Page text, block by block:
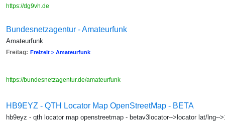
https://dg9vh.de
Bundesnetzagentur - Amateurfunk
Amateurfunk
Freitag: Freizeit > Amateurfunk
https://bundesnetzagentur.de/amateurfunk
HB9EYZ - QTH Locator Map OpenStreetMap - BETA
hb9eyz - qth locator map openstreetmap - betav3locator-->locator lat/lng--